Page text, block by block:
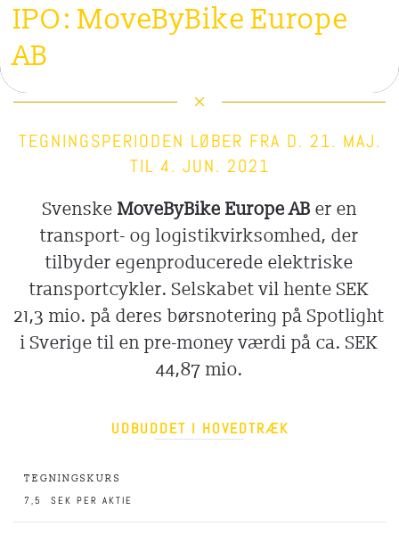
IPO: MoveByBike Europe
AB
TEGNINGSPERIODEN LØBER FRA D. 21. MAJ.
TIL 4. JUN. 2021
Svenske MoveByBike EuropeAB er en
transport- og logistikvirksomhed, der
tilbyder egenproducerede elektriske
transportcykler. Selskabet vil hente SEK
21,3 mio. på deres børsnotering på Spotlight
i Sverige til en pre-money værdi på ca. SEK
44,87 mio.
UDBUDDET I HOVEDTRÆK
TEGNINGSKURS
7,5 SEK PER AKTIE